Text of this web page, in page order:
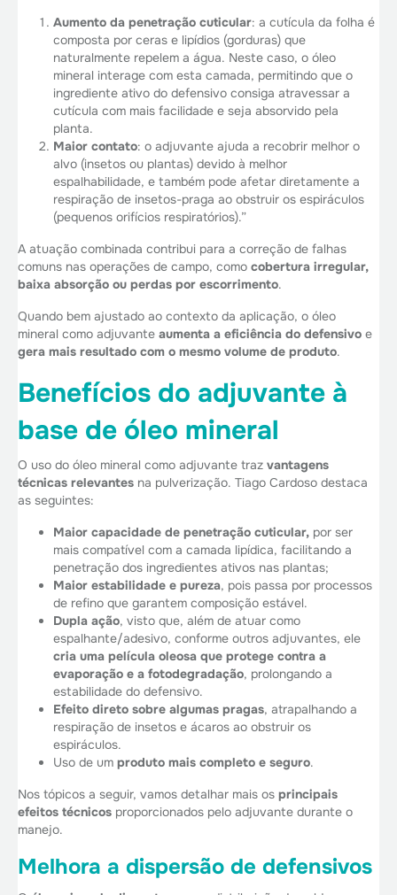
Aumento da penetração cuticular: a cutícula da folha é
composta por ceras e lipídios (gorduras) que
naturalmente repelem a água. Neste caso, o óleo
mineral interage com esta camada, permitindo que o
ingrediente ativo do defensivo consiga atravessar a
cutícula com mais facilidade e seja absorvido pela
planta.
Maior contato: o adjuvante ajuda a recobrir melhor o
alvo (insetos ou plantas) devido à melhor
espalhabilidade, e também pode afetar diretamente a
respiração de insetos-praga ao obstruir os espiráculos
(pequenos orifícios respiratórios).”
A atuação combinada contribui para a correção de falhas
comuns nas operações de campo, como cobertura irregular,
baixa absorção ou perdas por escorrimento.
Quando bem ajustado ao contexto da aplicação, o óleo
mineral como adjuvante aumenta a eficiência do defensivo e
gera mais resultado com o mesmo volume de produto.
Benefícios do adjuvante à
base de óleo mineral
O uso do óleo mineral como adjuvante traz vantagens
técnicas relevantes na pulverização. Tiago Cardoso destaca
as seguintes:
Maior capacidade de penetração cuticular, por ser
mais compatível com a camada lipídica, facilitando a
penetração dos ingredientes ativos nas plantas;
Maior estabilidade e pureza, pois passa por processos
de refino que garantem composição estável.
Dupla ação, visto que, além de atuar como
espalhante/adesivo, conforme outros adjuvantes, ele
cria uma película oleosa que protege contra a
evaporação e a fotodegradação, prolongando a
estabilidade do defensivo.
Efeito direto sobre algumas pragas, atrapalhando a
respiração de insetos e ácaros ao obstruir os
espiráculos.
Uso de um produto mais completo e seguro.
Nos tópicos a seguir, vamos detalhar mais os principais
efeitos técnicos proporcionados pelo adjuvante durante o
manejo.
Melhora a dispersão de defensivos